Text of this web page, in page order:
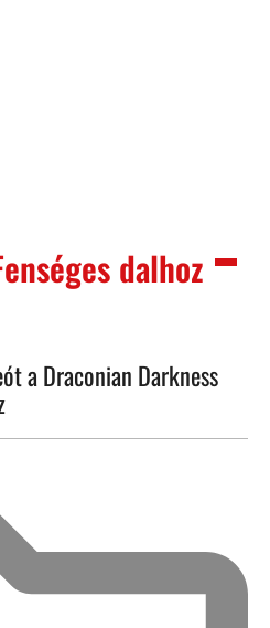
dalhoz
a Draconian Darkness